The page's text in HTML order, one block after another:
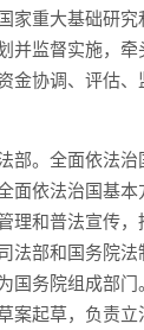
家重大基础研
并监督实施，
金协调、评估
部。全面依法
面依法治国基
理和普法宣传
法部和国务院
国务院组成部
案起草，负责